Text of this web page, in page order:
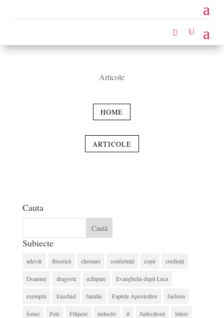
Articole
HOME
ARTICOLE
Cauta
Subiecte
adevăr Biserică chemare conferință copii credință
Doamne dragoste echipare Evanghelia după Luca
exemplu Ezechiel familie Faptele Apostolilor fashion
femei Fete Filipeni inductiv it Judecătorii lidere